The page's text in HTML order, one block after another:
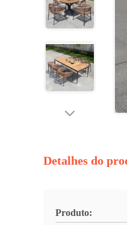
Detalhes do
Produto: